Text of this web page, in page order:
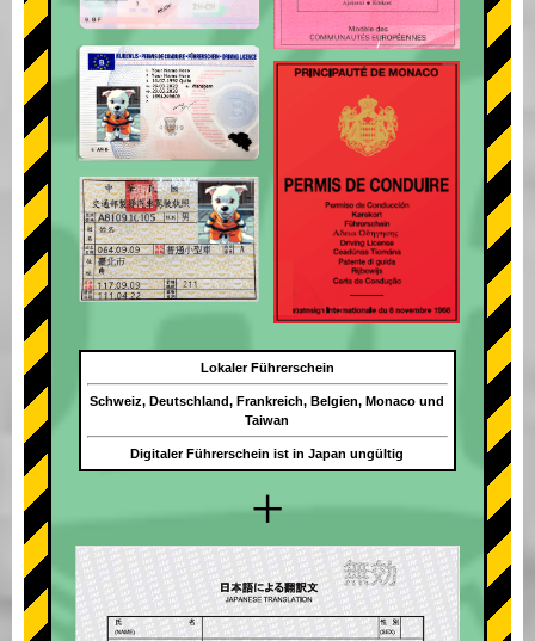
+
Lokaler Führerschein
Schweiz, Deutschland, Frankreich, Belgien, Monaco und
Taiwan
Digitaler Führerschein ist in Japan ungültig